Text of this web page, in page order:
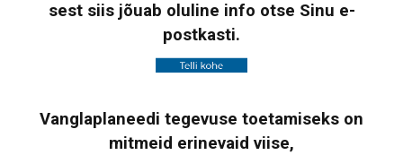
sest siis jõuab oluline info otse Sinu e-
postkasti.
Vanglaplaneedi tegevuse toetamiseks on
mitmeid erinevaid viise,